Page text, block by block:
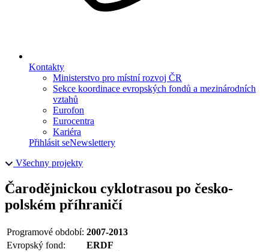
Kontakty
Ministerstvo pro místní rozvoj ČR
Sekce koordinace evropských fondů a mezinárodních
vztahů
Eurofon
Eurocentra
Kariéra
Přihlásit seNewslettery
Všechny projekty
Čarodějnickou cyklotrasou po česko-
polském příhraničí
Programové období: 2007-2013
Evropský fond:
ERDF